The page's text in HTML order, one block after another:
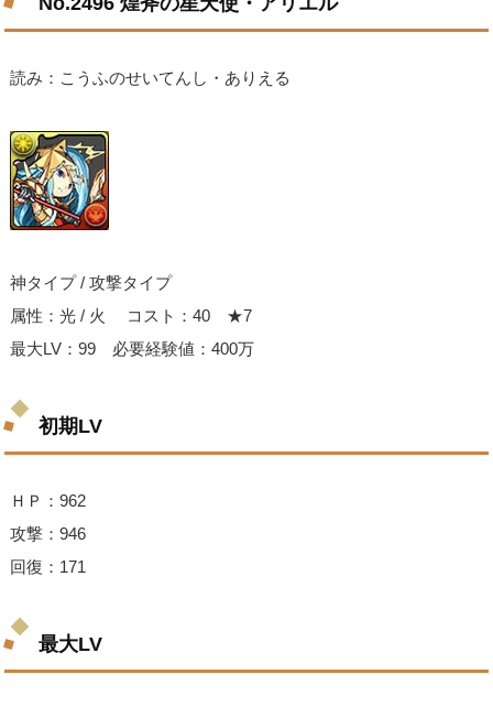
読み：こうふのせいてんし・ありえる
神タイプ / 攻撃タイプ
属性：光 / 火 コスト：40 ★7
最大LV：99 必要経験値：400万
初期LV
ＨＰ：962
攻撃：946
回復：171
最大LV